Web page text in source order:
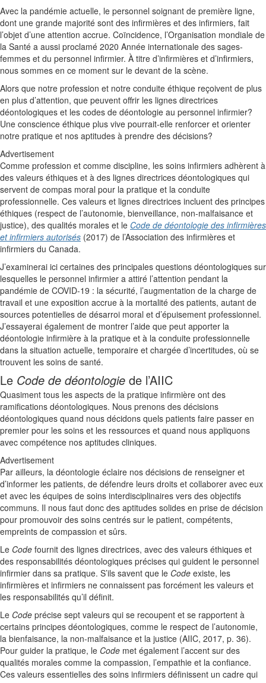
Avec la pandémie actuelle, le personnel soignant de première ligne,
dont une grande majorité sont des infirmières et des infirmiers, fait
l’objet d’une attention accrue. Coïncidence, l’Organisation mondiale de
la Santé a aussi proclamé 2020 Année internationale des sages-
femmes et du personnel infirmier. À titre d’infirmières et d’infirmiers,
nous sommes en ce moment sur le devant de la scène.
Alors que notre profession et notre conduite éthique reçoivent de plus
en plus d’attention, que peuvent offrir les lignes directrices
déontologiques et les codes de déontologie au personnel infirmier?
Une conscience éthique plus vive pourrait-elle renforcer et orienter
notre pratique et nos aptitudes à prendre des décisions?
Advertisement
Comme profession et comme discipline, les soins infirmiers adhèrent à
des valeurs éthiques et à des lignes directrices déontologiques qui
servent de compas moral pour la pratique et la conduite
professionnelle. Ces valeurs et lignes directrices incluent des principes
éthiques (respect de l’autonomie, bienveillance, non-malfaisance et
justice), des qualités morales et le Code de déontologie des infirmières
et infirmiers autorisés (2017) de l’Association des infirmières et
infirmiers du Canada.
J’examinerai ici certaines des principales questions déontologiques sur
lesquelles le personnel infirmier a attiré l’attention pendant la
pandémie de COVID-19 : la sécurité, l’augmentation de la charge de
travail et une exposition accrue à la mortalité des patients, autant de
sources potentielles de désarroi moral et d’épuisement professionnel.
J’essayerai également de montrer l’aide que peut apporter la
déontologie infirmière à la pratique et à la conduite professionnelle
dans la situation actuelle, temporaire et chargée d’incertitudes, où se
trouvent les soins de santé.
Le Code de déontologie de l’AIIC
Quasiment tous les aspects de la pratique infirmière ont des
ramifications déontologiques. Nous prenons des décisions
déontologiques quand nous décidons quels patients faire passer en
premier pour les soins et les ressources et quand nous appliquons
avec compétence nos aptitudes cliniques.
Advertisement
Par ailleurs, la déontologie éclaire nos décisions de renseigner et
d’informer les patients, de défendre leurs droits et collaborer avec eux
et avec les équipes de soins interdisciplinaires vers des objectifs
communs. Il nous faut donc des aptitudes solides en prise de décision
pour promouvoir des soins centrés sur le patient, compétents,
empreints de compassion et sûrs.
Le Code fournit des lignes directrices, avec des valeurs éthiques et
des responsabilités déontologiques précises qui guident le personnel
infirmier dans sa pratique. S’ils savent que le Code existe, les
infirmières et infirmiers ne connaissent pas forcément les valeurs et
les responsabilités qu’il définit.
Le Code précise sept valeurs qui se recoupent et se rapportent à
certains principes déontologiques, comme le respect de l’autonomie,
la bienfaisance, la non-malfaisance et la justice (AIIC, 2017, p. 36).
Pour guider la pratique, le Code met également l’accent sur des
qualités morales comme la compassion, l’empathie et la confiance.
Ces valeurs essentielles des soins infirmiers définissent un cadre qui